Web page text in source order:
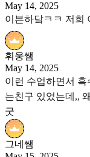
May 14, 2025
이븐하닼ㅋㅋ 저희
휘웅쌤
May 14, 2025
이런 수업하면서
는친구 있었는데,,
굿
그네쌤